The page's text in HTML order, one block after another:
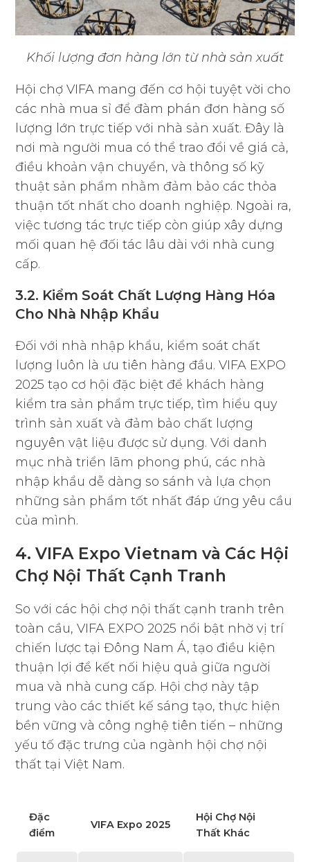
Khối lượng đơn hàng lớn từ nhà sản xuất
Hội chợ VIFA mang đến cơ hội tuyệt vời cho
các nhà mua sỉ để đàm phán đơn hàng số
lượng lớn trực tiếp với nhà sản xuất. Đây là
nơi mà người mua có thể trao đổi về giá cả,
điều khoản vận chuyển, và thông số kỹ
thuật sản phẩm nhằm đảm bảo các thỏa
thuận tốt nhất cho doanh nghiệp. Ngoài ra,
việc tương tác trực tiếp còn giúp xây dựng
mối quan hệ đối tác lâu dài với nhà cung
cấp.
3.2. Kiểm Soát Chất Lượng Hàng Hóa
Cho Nhà Nhập Khẩu
Đối với nhà nhập khẩu, kiểm soát chất
lượng luôn là ưu tiên hàng đầu. VIFA EXPO
2025 tạo cơ hội đặc biệt để khách hàng
kiểm tra sản phẩm trực tiếp, tìm hiểu quy
trình sản xuất và đảm bảo chất lượng
nguyên vật liệu được sử dụng. Với danh
mục nhà triển lãm phong phú, các nhà
nhập khẩu dễ dàng so sánh và lựa chọn
những sản phẩm tốt nhất đáp ứng yêu cầu
của mình.
4. VIFA Expo Vietnam và Các Hội
Chợ Nội Thất Cạnh Tranh
So với các hội chợ nội thất cạnh tranh trên
toàn cầu, VIFA EXPO 2025 nổi bật nhờ vị trí
chiến lược tại Đông Nam Á, tạo điều kiện
thuận lợi để kết nối hiệu quả giữa người
mua và nhà cung cấp. Hội chợ này tập
trung vào các thiết kế sáng tạo, thực hiện
bền vững và công nghệ tiên tiến – những
yếu tố đặc trưng của ngành hội chợ nội
thất tại Việt Nam.
Đặc
điểm
VIFA Expo 2025
Hội Chợ Nội
Thất Khác